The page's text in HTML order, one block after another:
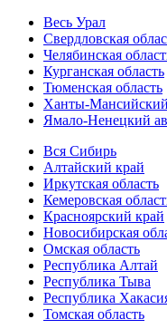
Весь Урал
Свердловская
Челябинская
Курганская область
Тюменская область
Ханты-
Ямало-Ненецкий
Вся Сибирь
Алтайский край
Иркутская область
Кемеровская
Красноярский край
Новосибирская
Омская область
Республика Алтай
Республика Тыва
Республика
Томская область